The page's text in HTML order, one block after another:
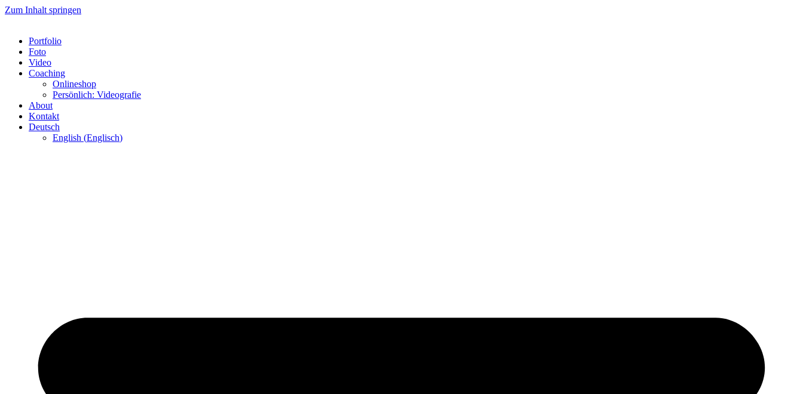
Zum Inhalt springen
Portfolio
Foto
Video
Coaching
Onlineshop
Persönlich: Videografie
About
Kontakt
Deutsch
English (Englisch)